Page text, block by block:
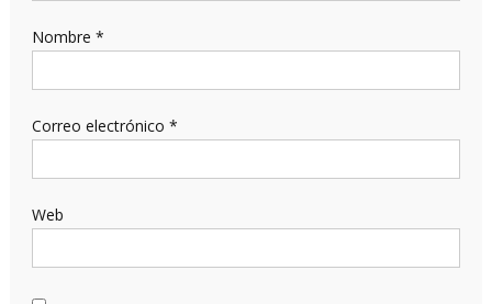
Nombre *
Correo electrónico *
Web